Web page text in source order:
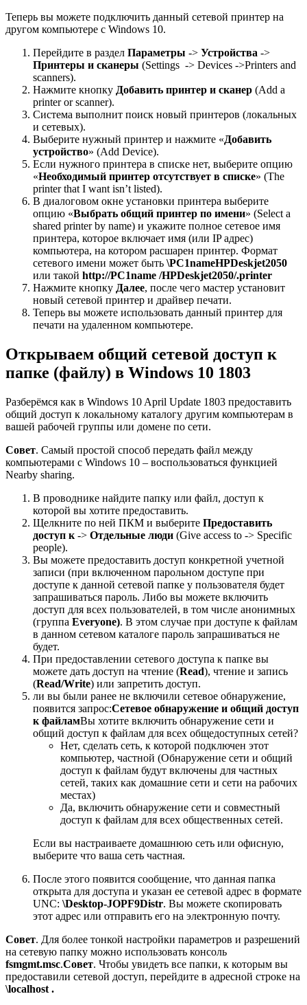
Теперь вы можете подключить данный сетевой принтер на
другом компьютере с Windows 10.
Перейдите в раздел Параметры -> Устройства ->
Принтеры и сканеры (Settings -> Devices ->Printers and
scanners).
Нажмите кнопку Добавить принтер и сканер (Add a
printer or scanner).
Система выполнит поиск новый принтеров (локальных
и сетевых).
Выберите нужный принтер и нажмите «Добавить
устройство» (Add Device).
Если нужного принтера в списке нет, выберите опцию
«Необходимый принтер отсутствует в списке» (The
printer that I want isn’t listed).
В диалоговом окне установки принтера выберите
опцию «Выбрать общий принтер по имени» (Select a
shared printer by name) и укажите полное сетевое имя
принтера, которое включает имя (или IP адрес)
компьютера, на котором расшарен принтер. Формат
сетевого имени может быть \PC1nameHPDeskjet2050
или такой http://PC1name /HPDeskjet2050/.printer
Нажмите кнопку Далее, после чего мастер установит
новый сетевой принтер и драйвер печати.
Теперь вы можете использовать данный принтер для
печати на удаленном компьютере.
Открываем общий сетевой доступ к
папке (файлу) в Windows 10 1803
Разберёмся как в Windows 10 April Update 1803 предоставить
общий доступ к локальному каталогу другим компьютерам в
вашей рабочей группы или домене по сети.
Совет. Самый простой способ передать файл между
компьютерами с Windows 10 – воспользоваться функцией
Nearby sharing.
В проводнике найдите папку или файл, доступ к
которой вы хотите предоставить.
Щелкните по ней ПКМ и выберите Предоставить
доступ к -> Отдельные люди (Give access to -> Specific
people).
Вы можете предоставить доступ конкретной учетной
записи (при включенном парольном доступе при
доступе к данной сетевой папке у пользователя будет
запрашиваться пароль. Либо вы можете включить
доступ для всех пользователей, в том числе анонимных
(группа Everyone). В этом случае при доступе к файлам
в данном сетевом каталоге пароль запрашиваться не
будет.
При предоставлении сетевого доступа к папке вы
можете дать доступ на чтение (Read), чтение и запись
(Read/Write) или запретить доступ.
ли вы были ранее не включили сетевое обнаружение,
появится запрос:Сетевое обнаружение и общий доступ
к файламВы хотите включить обнаружение сети и
общий доступ к файлам для всех общедоступных сетей?
Нет, сделать сеть, к которой подключен этот
компьютер, частной (Обнаружение сети и общий
доступ к файлам будут включены для частных
сетей, таких как домашние сети и сети на рабочих
местах)
Да, включить обнаружение сети и совместный
доступ к файлам для всех общественных сетей.
Если вы настраиваете домашнюю сеть или офисную,
выберите что ваша сеть частная.
После этого появится сообщение, что данная папка
открыта для доступа и указан ее сетевой адрес в формате
UNC: \Desktop-JOPF9Distr. Вы можете скопировать
этот адрес или отправить его на электронную почту.
Совет. Для более тонкой настройки параметров и разрешений
на сетевую папку можно использовать консоль
fsmgmt.msc.Совет. Чтобы увидеть все папки, к которым вы
предоставили сетевой доступ, перейдите в адресной строке на
\localhost .